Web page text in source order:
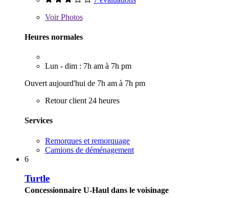
VoirPhotos
Heures normales
Lun - dim : 7h am à 7h pm
Ouvert aujourd'hui de 7h am à 7h pm
Retour client 24 heures
Services
Remorques et remorquage
Camions de déménagement
6
Turtle
Concessionnaire U-Haul dans le voisinage